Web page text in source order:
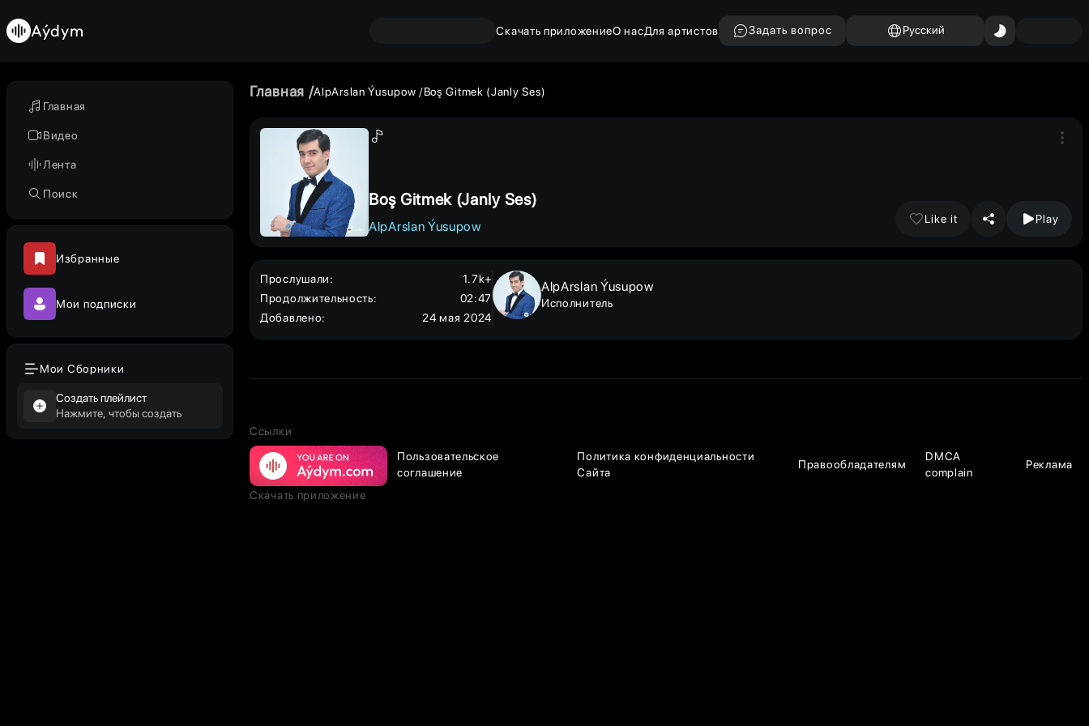
Главная
Видео
Лента
Поиск
Избранные
Мои подписки
Мои Сборники
Создать плейлист
Нажмите, чтобы создать
Aýdym Скачать приложениеО насДля артистов Задать вопрос Русский
Главная AlpArslan Ýusupow Boş Gitmek (Janly Ses)
Boş Gitmek (Janly Ses)
AlpArslan Ýusupow
Like it Play
Прослушали:
1.7k+
Продолжительность:
02:47
Добавлено: 24 мая 2024
AlpArslan Ýusupow
Исполнитель
Ссылки
Пользовательское
соглашение
Политика конфиденциальности
Сайта
Правообладателям
DMCA
complain
Реклама
Скачать приложение